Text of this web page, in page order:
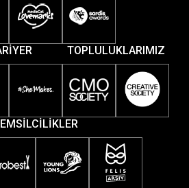
TOPLULUKLARIMIZ